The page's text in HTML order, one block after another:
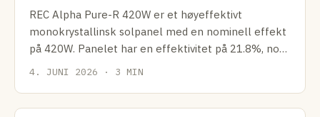
REC Alpha Pure-R 420W er et høyeffektivt
monokrystallinsk solpanel med en nominell effekt
på 420W. Panelet har en effektivitet på 21.8%, noe
som gjør det
4. JUNI 2026 · 3 MIN